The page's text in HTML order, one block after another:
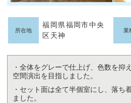
所在地
福岡県福岡市中央
区天神
業
・全体をグレーで仕上げ、色数を抑
空間演出を目指しました。
・セット面は全て半個室にし、落ち
ました。